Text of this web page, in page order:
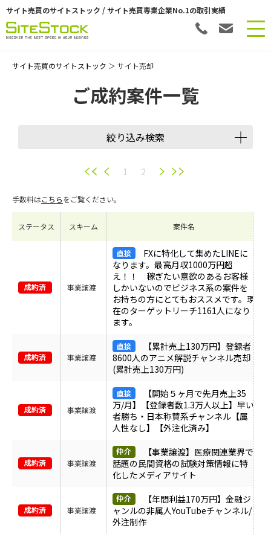
サイト売買のサイトストック / サイト売買専業企業No.1の取引実績
サイト売買のサイトストック ＞ サイト売却
ご成約案件一覧
絞り込み検索
1 2
手数料はこちらをご覧ください。
ステータス スキーム 案件名
事業譲渡
FXに特化して集めたLINEに
なります。最高月収1000万円超
え！！ 稼ぎたい意欲のあるお客様
しかいないのでビジネス系の案件を
お持ちの方にとてもおススメです。現
在のターゲットリーチ1161人になり
ます。
事業譲渡
【累計売上130万円】登録者
8600人のアニメ解説チャンネル売却
(累計売上130万円)
事業譲渡
【開始５ヶ月で先月売上35
万/月】【登録者数1.3万人以上】早い
者勝ち・日本称賛系チャンネル【属
人性なし】【外注化済み】
事業譲渡
【事業譲渡】医療関連業界で
話題の民間資格の試験対策情報に特
化したメディアサイト
事業譲渡
【年間利益170万円】金融ジ
ャンルの非属人YouTubeチャンネル/
外注制作